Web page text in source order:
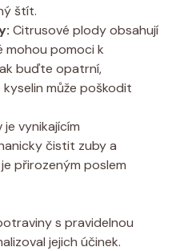
štít.
Citrusové plody obsahují
mohou pomoci k
buďte opatrní,
může poškodit
je vynikajícím
čistit zuby a
přirozeným poslem
s pravidelnou
jejich účinek.